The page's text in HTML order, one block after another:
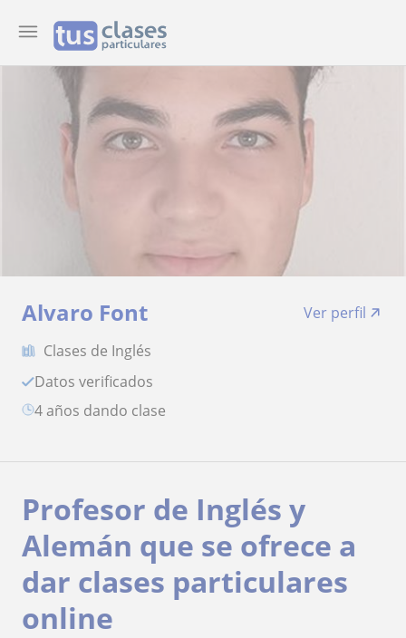
Alvaro Font
Ver perfil
Clases de Inglés
Datos verificados
4 años dando clase
Profesor de Inglés y
Alemán que se ofrece a
dar clases particulares
online